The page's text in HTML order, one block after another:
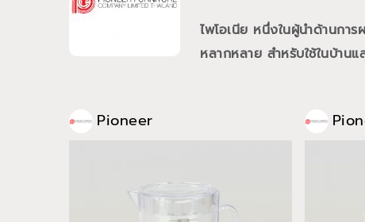
ไพโอเนีย หนึ่งในผู้นำด้านก
หลากหลาย สำหรับใช้ในบ้าน
Pioneer